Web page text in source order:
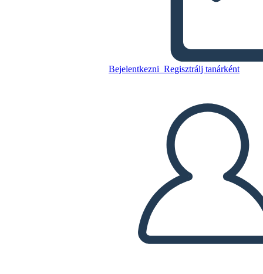
Bejelentkezni Regisztrálj tanárként
Az előrejelző sablonok
típusai példákkal
Másolja ezt a forgatókönyvet
KÉSZÍTSEN EGY STORYBOARDOT
DIAVETÍTÉS LEJÁTSZÁSA